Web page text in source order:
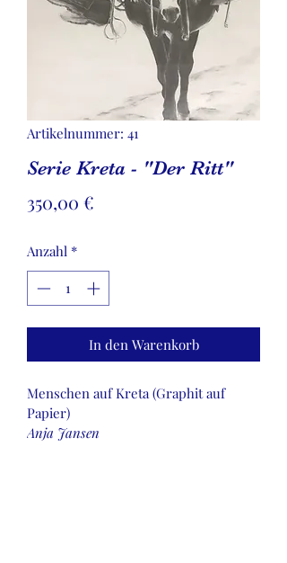
Artikelnummer: 41
Serie Kreta - "Der Ritt"
350,00 €
Anzahl *
In den Warenkorb
Menschen auf Kreta (Graphit auf
Papier)
Anja Jansen